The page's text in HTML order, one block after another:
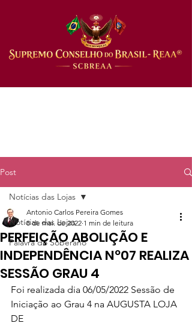
Post
Notícias das Lojas
Palavra do Soberano
Notícias das Lojas
PERFEIÇÃO ABOLIÇÃO E
INDEPENDÊNCIA Nº07 REALIZA
SESSÃO GRAU 4
Antonio Carlos Pereira Gomes
8 de mai. de 2022 1 min de leitura
Foi realizada dia 06/05/2022 Sessão de
Iniciação ao Grau 4 na AUGUSTA LOJA
DE